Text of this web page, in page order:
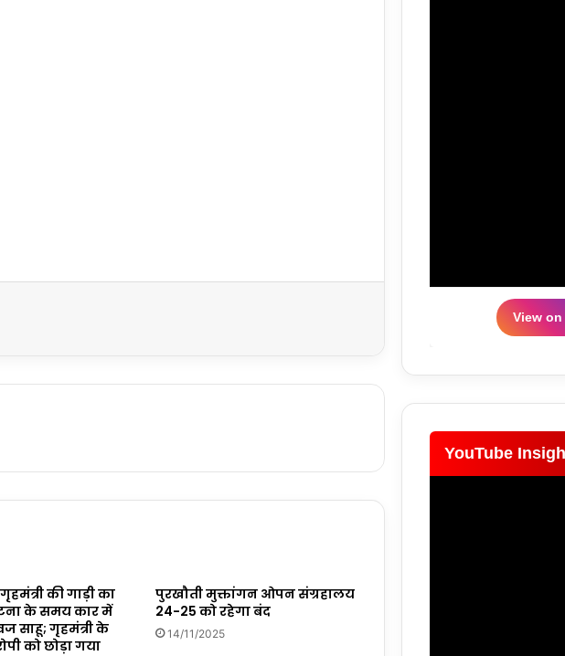
की गाड़ी का
के समय कार में
साहू; गृहमंत्री के
को छोड़ा गया
पुरखौती मुक्तांगन ओपन संग्रहालय
24-25 को रहेगा बंद
14/11/2025
View
YouTube